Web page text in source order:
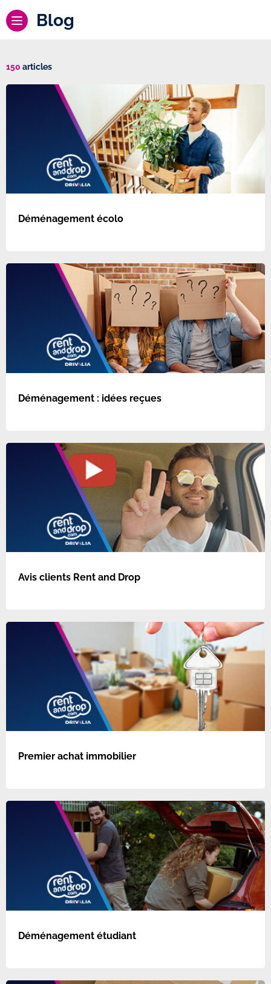
Blog
150 articles
Déménagement écolo
Déménagement : idées reçues
Avis clients Rent and Drop
Premier achat immobilier
Déménagement étudiant